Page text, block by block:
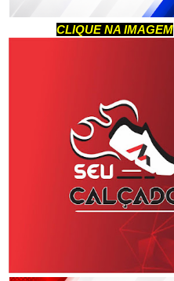
CLIQUE NA IMAGEM